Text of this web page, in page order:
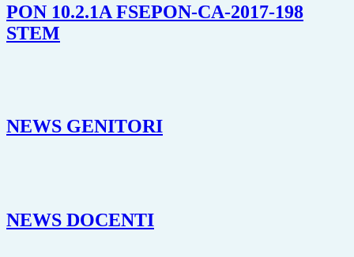
PON 10.2.1A FSEPON-CA-2017-198
STEM
NEWS GENITORI
NEWS DOCENTI